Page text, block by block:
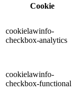
Cookie
cookielawinfo-
checkbox-analytics
cookielawinfo-
checkbox-functional